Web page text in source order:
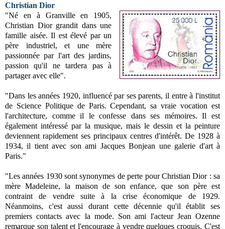
Christian Dior
"Né en à Granville en 1905,
Christian Dior grandit dans une
famille aisée. Il est élevé par un
père industriel, et une mère
passionnée par l'art des jardins,
passion qu'il ne tardera pas à
partager avec elle".
"Dans les années 1920, influencé par ses parents, il entre à l'institut
de Science Politique de Paris. Cependant, sa vraie vocation est
l'architecture, comme il le confesse dans ses mémoires. Il est
également intéressé par la musique, mais le dessin et la peinture
deviennent rapidement ses principaux centres d'intérêt. De 1928 à
1934, il tient avec son ami Jacques Bonjean une galerie d'art à
Paris."
"Les années 1930 sont synonymes de perte pour Christian Dior : sa
mère Madeleine, la maison de son enfance, que son père est
contraint de vendre suite à la crise économique de 1929.
Néanmoins, c'est aussi durant cette décennie qu'il établit ses
premiers contacts avec la mode. Son ami l'acteur Jean Ozenne
remarque son talent et l'encourage à vendre quelques croquis. C'est